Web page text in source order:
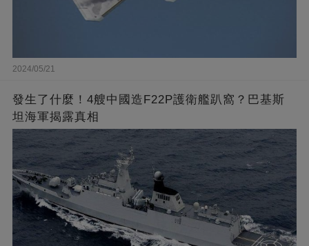
2024/05/21
發生了什麼！4艘中國造F22P護衛艦趴窩？巴基斯
坦海軍揭露真相